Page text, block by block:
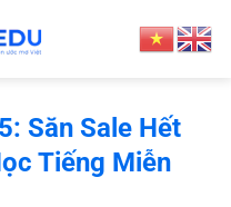
Săn Sale Hết
Tiếng Miễn